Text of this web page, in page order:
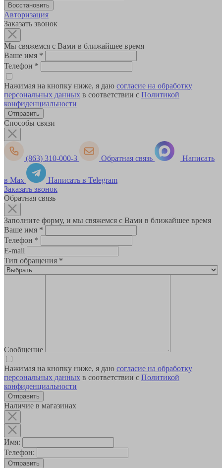
Авторизация
Заказать звонок
Мы свяжемся с Вами в ближайшее время
Ваше имя *
Телефон *
Нажимая на кнопку ниже, я даю согласие на обработку
персональных данных в соответствии с Политикой
конфиденциальности
Способы связи
(863) 310-000-3 Обратная связь Написать
в Max
Написать в Telegram
Заказать звонок
Обратная связь
Заполните форму, и мы свяжемся с Вами в ближайшее время
Ваше имя *
Телефон *
E-mail
Тип обращения *
Сообщение
Нажимая на кнопку ниже, я даю согласие на обработку
персональных данных в соответствии с Политикой
конфиденциальности
Наличие в магазинах
Имя:
Телефон:
Отправить